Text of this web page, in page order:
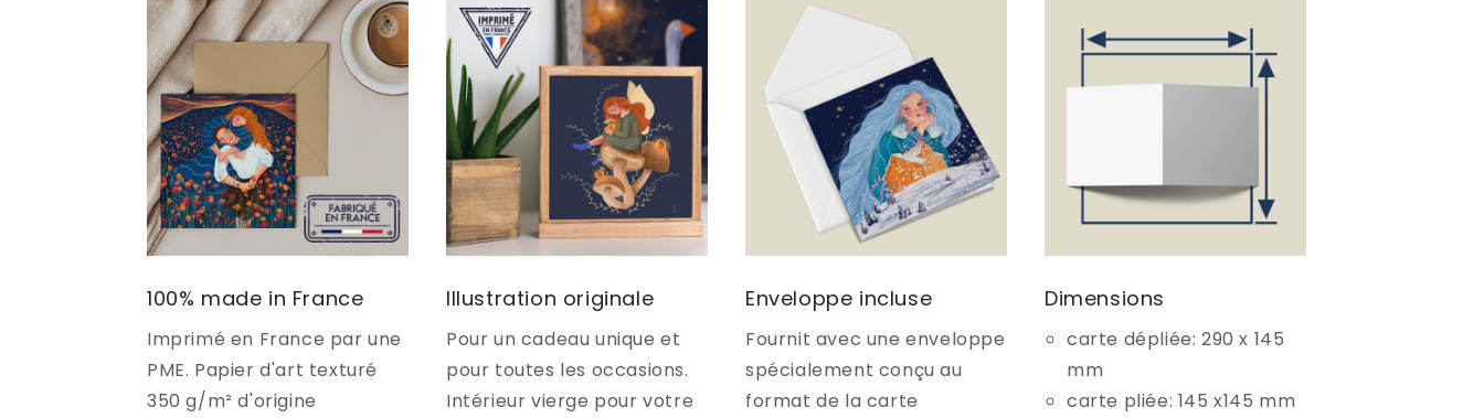
100% made in France
Imprimé en France par une
PME. Papier d'art texturé
350 g/m² d'origine
Illustration originale
Pour un cadeau unique et
pour toutes les occasions.
Intérieur vierge pour votre
Enveloppe incluse
Fournit avec une enveloppe
spécialement conçu au
format de la carte
Dimensions
carte dépliée: 290 x 145
mm
carte pliée: 145 x145 mm